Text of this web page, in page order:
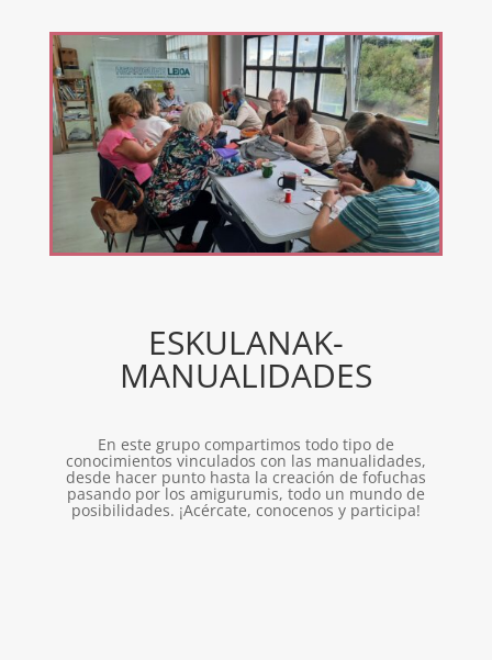
ESKULANAK-
MANUALIDADES
En este grupo compartimos todo tipo de
conocimientos vinculados con las manualidades,
desde hacer punto hasta la creación de fofuchas
pasando por los amigurumis, todo un mundo de
posibilidades. ¡Acércate, conocenos y participa!